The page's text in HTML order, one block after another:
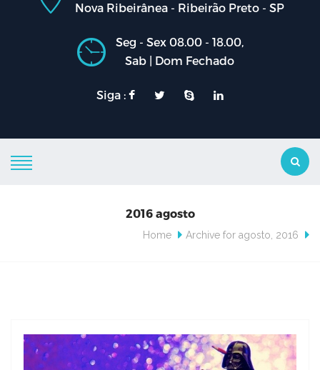
Nova Ribeirânea - Ribeirão Preto - SP
Seg - Sex 08.00 - 18.00,
Sab | Dom Fechado
Siga :
2016 agosto
Home Archive for agosto, 2016